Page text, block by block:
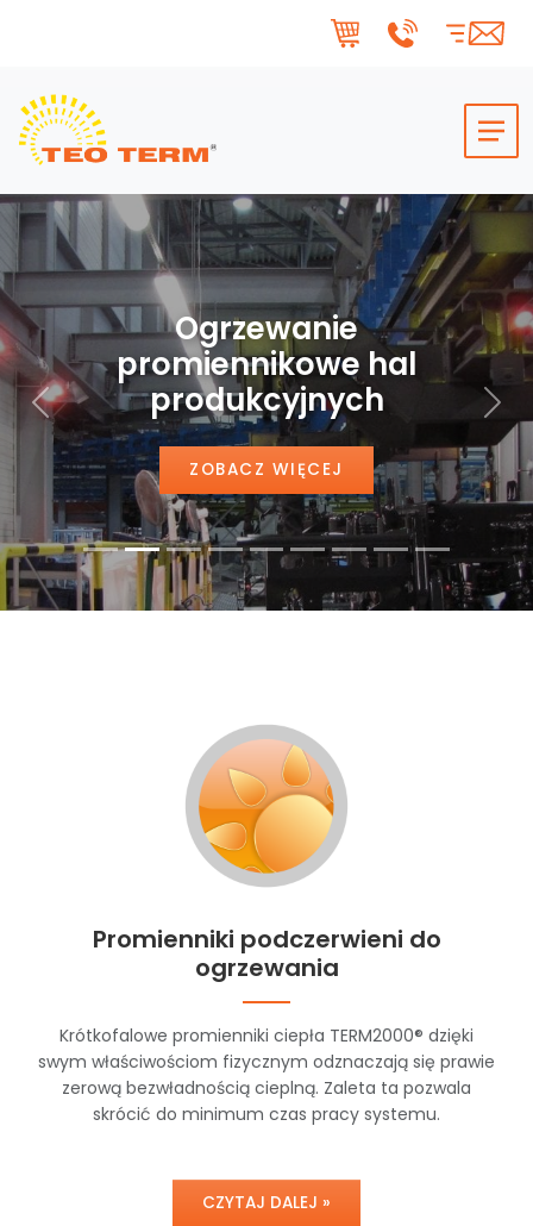
Ogrzewanie
promiennikowe hal
produkcyjnych
ZOBACZ WIĘCEJ
Poprzedni
Promienniki podczerwieni do
ogrzewania
Krótkofalowe promienniki ciepła TERM2000® dzięki
swym właściwościom fizycznym odznaczają się prawie
zerową bezwładnością cieplną. Zaleta ta pozwala
skrócić do minimum czas pracy systemu.
CZYTAJ DALEJ »